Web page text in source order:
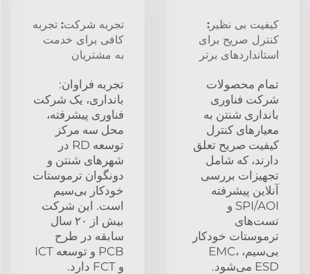
کیفیت بی نظیر:
کنترل صریح برای
استانداردهای برتر
تمام محصولات
شرکت فناوری
بانداری شنتن به
معیارهای کنترل
کیفیت صریح تعلق
دارند، که شامل
تجهیزات بررسی
آنلاین پیشرفته
SPI/AOI و
تست‌های
ترموستات خودکار
بی‌سیم، EMC،
ESD می‌شود.
تجربه شرکت: تجربه
کافی برای خدمت
به مشتریان
تجربه فراوان:
بانداری، یک شرکت
فناوری پیشرفته،
محل سه مرکز
توسعه RD در
شهرهای شنتن و
دونگوان ترموستات
خودکار بی‌سیم
است. این شرکت
بیش از ۲۰ سال
سابقه در طرح
PCB و توسعه ICT
و FCT دارد.